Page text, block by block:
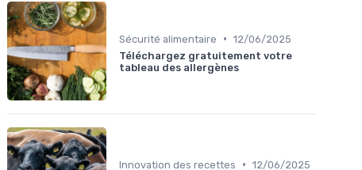
Sécurité alimentaire • 12/06/2025
Téléchargez gratuitement votre
tableau des allergènes
Innovation des recettes • 12/06/2025